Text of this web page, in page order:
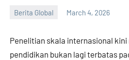
Berita Global March 4, 2026
Penelitian skala internasional kini
pendidikan bukan lagi terbatas